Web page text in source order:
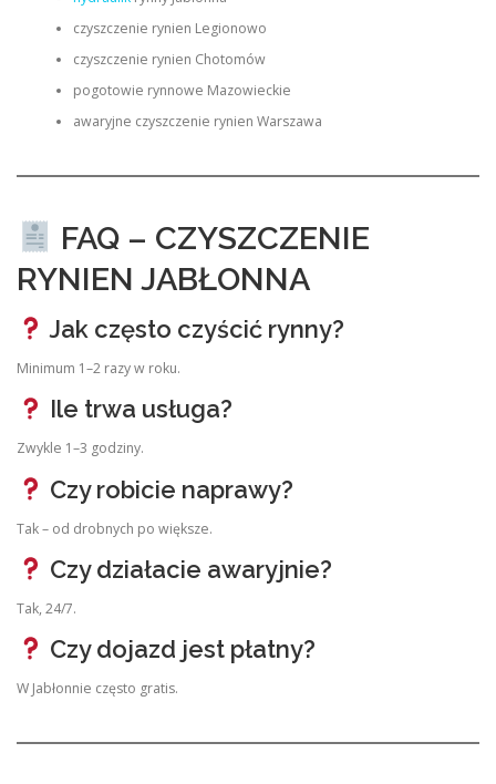
czyszczenie rynien Legionowo
czyszczenie rynien Chotomów
pogotowie rynnowe Mazowieckie
awaryjne czyszczenie rynien Warszawa
FAQ – CZYSZCZENIE
RYNIEN JABŁONNA
Jak często czyścić rynny?
Minimum 1–2 razy w roku.
Ile trwa usługa?
Zwykle 1–3 godziny.
Czy robicie naprawy?
Tak – od drobnych po większe.
Czy działacie awaryjnie?
Tak, 24/7.
Czy dojazd jest płatny?
W Jabłonnie często gratis.